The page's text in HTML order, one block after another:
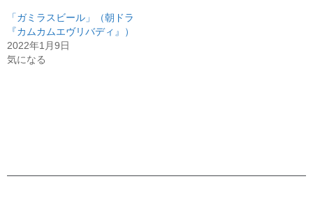
「ガミラスビール」（朝ドラ
『カムカムエヴリバディ』）
2022年1月9日
気になる